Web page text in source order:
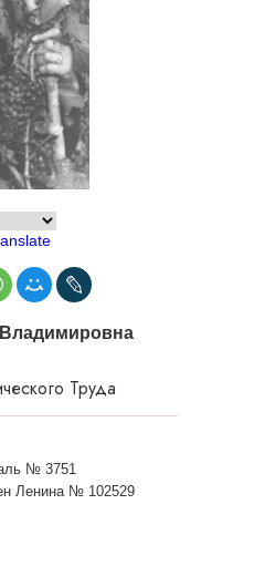
Труда
№ 3751
Ленина № 102529